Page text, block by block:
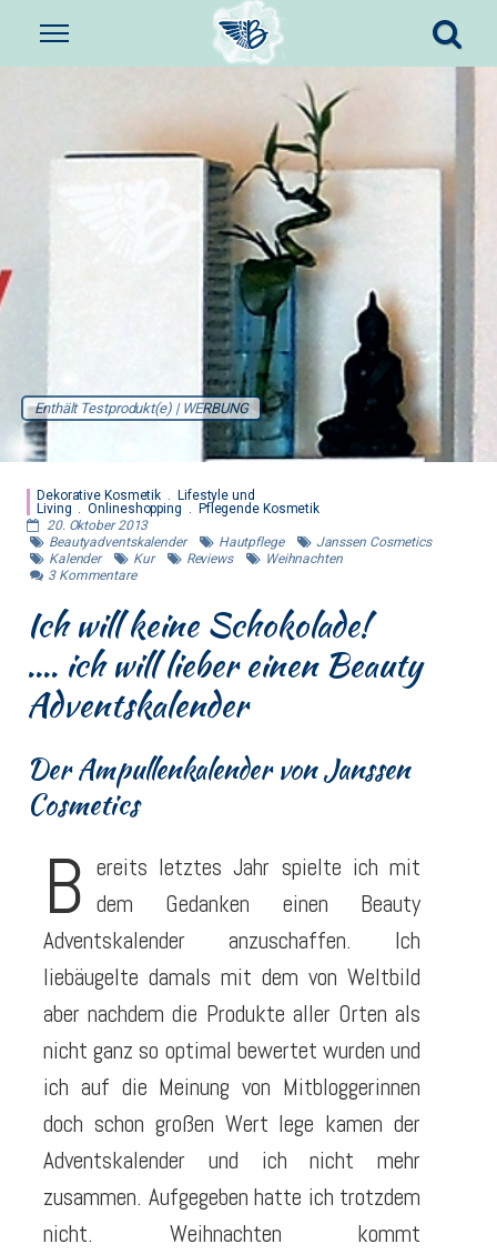
Dekorative Kosmetik
Lifestyle und
Living
Onlineshopping
Pflegende Kosmetik
20. Oktober 2013
Enthält Testprodukt(e) | WERBUNG
Beautyadventskalender Hautpflege
Janssen Cosmetics
Kalender
Kur Reviews
Weihnachten
3 Kommentare
Ich will keine Schokolade!
…. ich will lieber einen Beauty
Adventskalender
Der Ampullenkalender von Janssen
Cosmetics
B ereits letztes Jahr spielte ich mit
dem Gedanken einen Beauty
Adventskalender anzuschaffen. Ich
liebäugelte damals mit dem von Weltbild
aber nachdem die Produkte aller Orten als
nicht ganz so optimal bewertet wurden und
ich auf die Meinung von Mitbloggerinnen
doch schon großen Wert lege kamen der
Adventskalender und ich nicht mehr
zusammen. Aufgegeben hatte ich trotzdem
nicht. Weihnachten kommt